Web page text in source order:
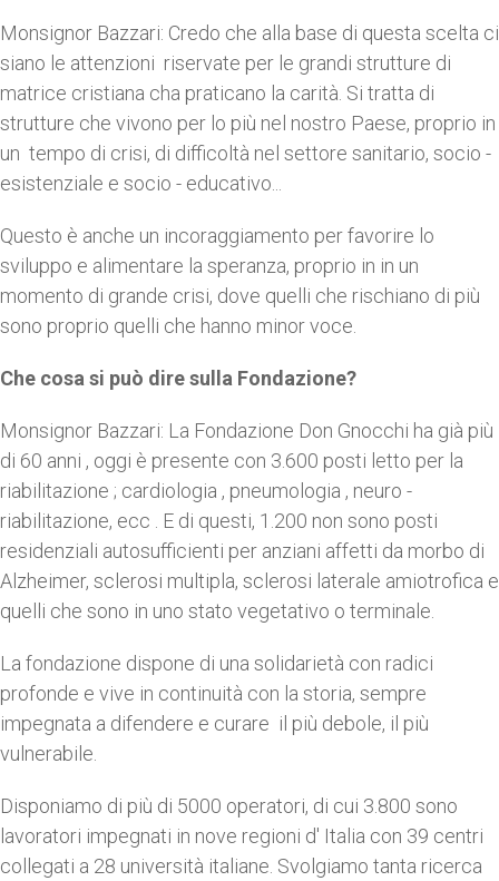
Monsignor Bazzari: Credo che alla base di questa scelta ci
siano le attenzioni riservate per le grandi strutture di
matrice cristiana cha praticano la carità. Si tratta di
strutture che vivono per lo più nel nostro Paese, proprio in
un tempo di crisi, di difficoltà nel settore sanitario, socio -
esistenziale e socio - educativo...
Questo è anche un incoraggiamento per favorire lo
sviluppo e alimentare la speranza, proprio in in un
momento di grande crisi, dove quelli che rischiano di più
sono proprio quelli che hanno minor voce.
Che cosa si può dire sulla Fondazione?
Monsignor Bazzari: La Fondazione Don Gnocchi ha già più
di 60 anni , oggi è presente con 3.600 posti letto per la
riabilitazione ; cardiologia , pneumologia , neuro -
riabilitazione, ecc . E di questi, 1.200 non sono posti
residenziali autosufficienti per anziani affetti da morbo di
Alzheimer, sclerosi multipla, sclerosi laterale amiotrofica e
quelli che sono in uno stato vegetativo o terminale.
La fondazione dispone di una solidarietà con radici
profonde e vive in continuità con la storia, sempre
impegnata a difendere e curare il più debole, il più
vulnerabile.
Disponiamo di più di 5000 operatori, di cui 3.800 sono
lavoratori impegnati in nove regioni d' Italia con 39 centri
collegati a 28 università italiane. Svolgiamo tanta ricerca